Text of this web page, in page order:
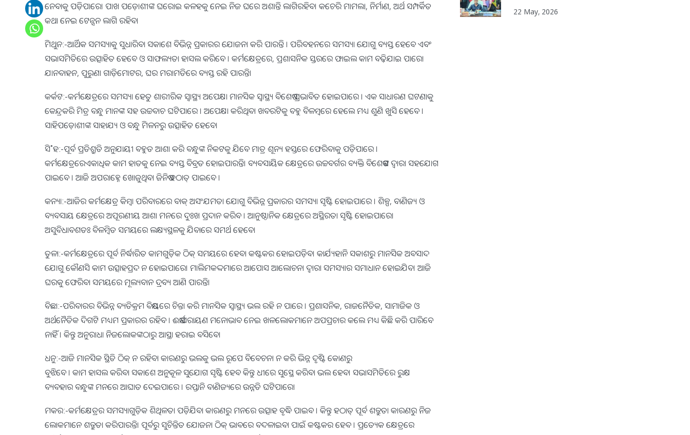
ନେବାକୁ ପଡ଼ିପାରେ। ପାଖ ପଡ଼ୋଶୀଙ୍କ ଘରୋଇ କଳହକୁ ନେଇ ନିଜ ଘରେ ଅଶାନ୍ତି ଲାଗିରହିବ। କଚେରି ମାମଲା, ନିର୍ମାଣ, ଅର୍ଥ ସମ୍ପର୍କିତ
କଥା ନେଇ ଟେନ୍ସନ ଲାଗି ରହିବ।
ମିଥୁନ:-ଆର୍ଥିକ ସମସ୍ୟାକୁ ସୁଧାରିବା ସକାଶେ ବିଭିନ୍ନ ପ୍ରକାରର ଯୋଜନା କରି ପାରନ୍ତି । ପରିବହନରେ ସମସ୍ୟା ଯୋଗୁ ବ୍ୟସ୍ତ ହେବେ ଏବଂ
ସଭାସମିତିରେ ଉତ୍ସାହିତ ହେବେ ଓ ସାଫଲ୍ୟତା ହାସଲ କରିବେ । କର୍ମକ୍ଷେତ୍ରରେ, ପ୍ରଶାସନିକ ସ୍ତରରେ ଫାଇଲ କାମ ବଢ଼ିଯାଇ ପାରେ।
ଯାନବାହନ, ପୁରୁଣା ଗାଡ଼ିମୋଟର, ଘର ମରାମତିରେ ବ୍ୟସ୍ତ ରହି ପାରନ୍ତି।
କର୍କଟ:-କର୍ମକ୍ଷେତ୍ରରେ ସମସ୍ୟା ହେତୁ ଶାରୀରିକ ସ୍ବାସ୍ଥ୍ୟ ଅପେକ୍ଷା ମାନସିକ ସ୍ବାସ୍ଥ୍ୟ ବିଶେଷ ପ୍ରଭାବିତ ହୋଇପାରେ । ଏକ ସାଧାରଣ ଘଟଣାକୁ
କେନ୍ଦ୍ରକରି ମିତ୍ର ବନ୍ଧୁ ମାନଙ୍କ ସହ ଉଚ୍ଚବାଚ ଘଟିପାରେ । ଅପେକ୍ଷା କରିଥିବା ଖବରଟିକୁ ବହୁ ବିଳମ୍ବରେ ହେଲେ ମଧ୍ୟ ଶୁଣି ଖୁସି ହେବେ ।
ସାହିପଡ଼ୋଶୀଙ୍କ ସାହାଯ୍ୟ ଓ ବନ୍ଧୁ ମିଳନରୁ ଉତ୍ସାହିତ ହେବେ।
ସି˚ହ:-ପୂର୍ବ ପ୍ରତିଶ୍ରୁତି ଅନୁଯାୟୀ ବହୁତ ଆଶା କରି ବନ୍ଧୁଙ୍କ ନିକଟକୁ ଯିବେ ମାତ୍ର ଶୂନ୍ୟ ହସ୍ତରେ ଫେରିବାକୁ ପଡ଼ିପାରେ ।
କର୍ମକ୍ଷେତ୍ରରେଏକାଧିକ କାମ ହାତକୁ ନେଇ ବ୍ୟସ୍ତ ବିବ୍ରତ ହୋଇପାରନ୍ତି। ବ୍ୟବସାୟିକ କ୍ଷେତ୍ରରେ ଉଚ୍ଚବର୍ଗର ବ୍ୟକ୍ତି ବିଶେଷଙ୍କ ଦ୍ୱାରା ସହଯୋଗ
ପାଇବେ । ଆଜି ଅପରାହ୍ନେ ଖୋଜୁଥିବା ଜିନିଷ ହଠାତ୍‌ ପାଇବେ ।
କନ୍ୟା:-ଆଜିର କର୍ମକ୍ଷେତ୍ର କିମ୍ବା ପରିବାରରେ ବାକ୍‌ ଅସଂଯମତା ଯୋଗୁ ବିଭିନ୍ନ ପ୍ରକାରର ସମସ୍ୟା ସୃଷ୍ଟି ହୋଇପାରେ । ଶିଳ୍ପ, ବାଣିଜ୍ୟ ଓ
ବ୍ୟବସାୟ କ୍ଷେତ୍ରରେ ଅପୂରଣୀୟ ଆଶା ମନରେ ଦୁଃଖ ପ୍ରଦାନ କରିବ । ଆନୁଷ୍ଠାନିକ କ୍ଷେତ୍ରରେ ଅସ୍ଥିରତା ସୃଷ୍ଟି ହୋଇପାରେ।
ଅସୁବିଧାବଶତଃ ବିଳମ୍ବିତ ସମୟରେ ଲକ୍ଷ୍ୟସ୍ଥଳକୁ ଯିବାରେ ସମର୍ଥ ହେବେ।
ତୁଳା:-କର୍ମକ୍ଷେତ୍ରରେ ପୂର୍ବ ନିର୍ଦ୍ଧାରିତ କାମଗୁଡ଼ିକ ଠିକ୍‌ ସମୟରେ ହେବା କଷ୍ଟକର ହୋଇପଡ଼ିବ। କାର୍ଯ୍ୟହାନି ସକାଶରୁ ମାନସିକ ଅବସାଦ
ଯୋଗୁ କୌଣସି କାମ ଉତ୍ସାହପ୍ରଦ ନ ହୋଇପାରେ। ମାଲିମକଦ୍ଦମାରେ ଆପୋସ ଆଲୋଚନା ଦ୍ୱାରା ସମସ୍ୟାର ସମାଧାନ ହୋଇଯିବ। ଆଜି
ଘରକୁ ଫେରିବା ସମୟରେ ମୂଲ୍ୟବାନ ଦ୍ରବ୍ୟ ଆଣି ପାରନ୍ତି।
ବିଛା:-ପରିବାରର ବିଭିନ୍ନ ବ୍ୟତିକ୍ରମ ବିଷୟରେ ଚିନ୍ତା କରି ମାନସିକ ସ୍ବାସ୍ଥ୍ୟ ଭଲ ରହି ନ ପାରେ । ପ୍ରଶାସନିକ, ରାଜନୈତିକ, ସାମାଜିକ ଓ
ଅର୍ଥନୈତିକ ଦିଗଟି ମଧ୍ୟମ ପ୍ରକାରର ରହିବ । ଈର୍ଷାପରାୟଣ ମନୋଭାବ ନେଇ ଖଳଲୋକମାନେ ଅପପ୍ରଚାର କଲେ ମଧ୍ୟ କିଛି କରି ପାରିବେ
ନାହିଁ । କିନ୍ତୁ ଅନୁରାଧା ନିଜଲୋକଙ୍କଠାରୁ ଆସ୍ଥା ହରାଇ ବସିବେ।
ଧନୁ:-ଆଜି ମାନସିକ ସ୍ଥିତି ଠିକ୍‌ ନ ରହିବା କାରଣରୁ ଭଲକୁ ଭଲ ରୂପେ ବିବେଚନା ନ କରି ଭିନ୍ନ ଦୃଷ୍ଟି କୋଣରୁ
ବୁଝିବେ । କାମ ହାସଲ କରିବା ସକାଶେ ଅନୁକୂଳ ସୁ୍‌ଯୋଗ ସୃଷ୍ଟି ହେବ କିନ୍ତୁ ଧୀରେ ସୁସ୍ଥେ କରିବା ଭଲ ହେବ। ସଭାସମିତିରେ ରୁକ୍ଷ
ବ୍ୟବହାର ବନ୍ଧୁଙ୍କ ମନରେ ଆଘାତ ଦେଇପାରେ । ରପ୍ତାନି ବାଣିଜ୍ୟରେ ଉନ୍ନତି ଘଟିପାରେ।
ମକର:-କର୍ମକ୍ଷେତ୍ରର ସମସ୍ୟାଗୁଡ଼ିକ ଶିଥିଳତା ପଡ଼ିଯିବା କାରଣରୁ ମନରେ ଉତ୍ସାହ ବୃଦ୍ଧି ପାଇବ । କିନ୍ତୁ ହଠାତ୍‌ ପୂର୍ବ ଶତ୍ରୁତା କାରଣରୁ ନିଜ
ଲୋକମାନେ ଶତ୍ରୁତା କରିପାରନ୍ତି। ପୂର୍ବରୁ ସୁଚିନ୍ତିତ ଯୋଜନା ଠିକ୍‌ ଭାବରେ ବଦଳାଇବା ପାଇଁ କଷ୍ଟକର ହେବ । ପ୍ରତ୍ୟେକ କ୍ଷେତ୍ରରେ
22 May, 2026